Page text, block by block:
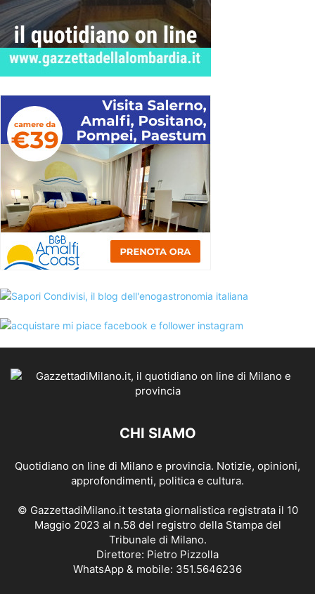
CHI SIAMO
Quotidiano on line di Milano e provincia. Notizie, opinioni,
approfondimenti, politica e cultura.
© GazzettadiMilano.it testata giornalistica registrata il 10
Maggio 2023 al n.58 del registro della Stampa del
Tribunale di Milano.
Direttore: Pietro Pizzolla
WhatsApp & mobile: 351.5646236